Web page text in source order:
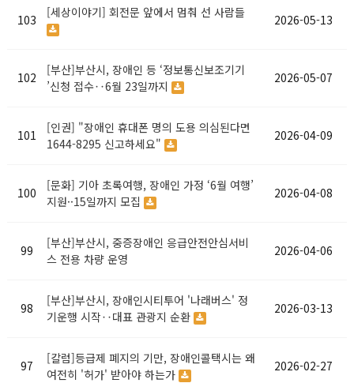
103 [세상이야기] 회전문 앞에서 멈춰 선 사람들 2026-05-13
102
[부산]부산시, 장애인 등 ‘정보통신보조기기
’신청 접수‥6월 23일까지
2026-05-07
101
[인권] "장애인 휴대폰 명의 도용 의심된다면
1644-8295 신고하세요"
2026-04-09
100
[문화] 기아 초록여행, 장애인 가정 ‘6월 여행’
지원··15일까지 모집
2026-04-08
99
[부산]부산시, 중증장애인 응급안전안심서비
스 전용 차량 운영
2026-04-06
98
[부산]부산시, 장애인시티투어 '나래버스' 정
기운행 시작‥대표 관광지 순환
2026-03-13
97
[칼럼]등급제 폐지의 기만, 장애인콜택시는 왜
여전히 '허가' 받아야 하는가
2026-02-27